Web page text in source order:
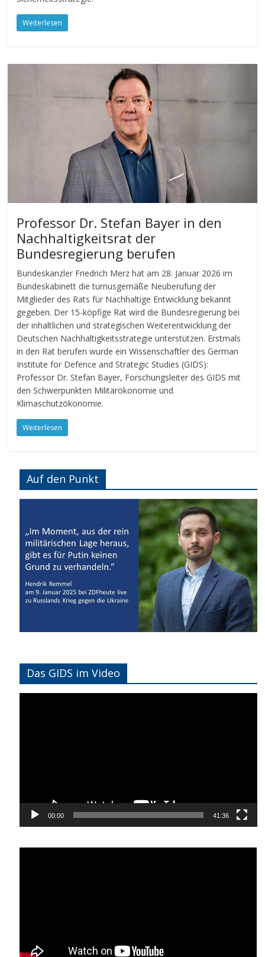
Weiterlesen
Professor Dr. Stefan Bayer in den
Nachhaltigkeitsrat der
Bundesregierung berufen
Bundeskanzler Friedrich Merz hat am 28. Januar 2026 im
Bundeskabinett die turnusgemäße Neuberufung der
Mitglieder des Rats für Nachhaltige Entwicklung bekannt
gegeben. Der 15-köpfige Rat wird die Bundesregierung bei
der inhaltlichen und strategischen Weiterentwicklung der
Deutschen Nachhaltigkeitsstrategie unterstützen. Erstmals
in den Rat berufen wurde ein Wissenschaftler des German
Institute for Defence and Strategic Studies (GIDS):
Professor Dr. Stefan Bayer, Forschungsleiter des GIDS mit
den Schwerpunkten Militärökonomie und
Klimaschutzökonomie.
Weiterlesen
Auf den Punkt
Das GIDS im Video
00:00 41:36